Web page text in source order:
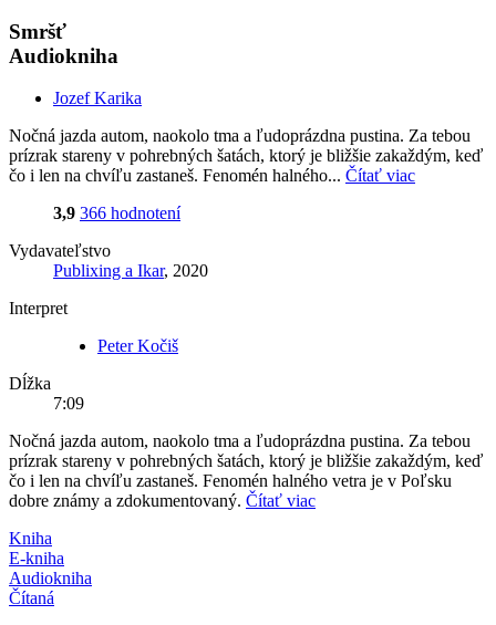
Smršť
Audiokniha
Jozef Karika
Nočná jazda autom, naokolo tma a ľudoprázdna pustina. Za tebou
prízrak stareny v pohrebných šatách, ktorý je bližšie zakaždým, keď
čo i len na chvíľu zastaneš. Fenomén halného... Čítať viac
3,9 366 hodnotení
Vydavateľstvo
Publixing a Ikar, 2020
Interpret
Peter Kočiš
Dĺžka
7:09
Nočná jazda autom, naokolo tma a ľudoprázdna pustina. Za tebou
prízrak stareny v pohrebných šatách, ktorý je bližšie zakaždým, keď
čo i len na chvíľu zastaneš. Fenomén halného vetra je v Poľsku
dobre známy a zdokumentovaný. Čítať viac
Kniha
E-kniha
Audiokniha
Čítaná